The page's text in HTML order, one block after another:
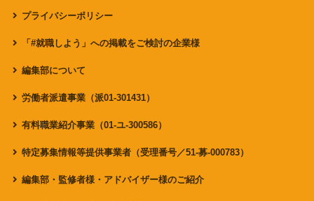
プライバシーポリシー
「#就職しよう」への掲載をご検討の企業様
編集部について
労働者派遣事業（派01-301431）
有料職業紹介事業（01-ユ-300586）
特定募集情報等提供事業者（受理番号／51-募-000783）
編集部・監修者様・アドバイザー様のご紹介